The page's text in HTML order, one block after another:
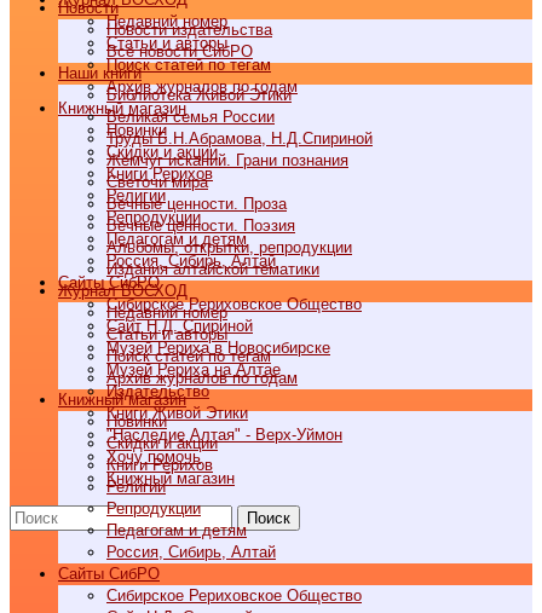
Недавний номер
Статьи и авторы
Поиск статей по тегам
Архив журналов по годам
Книжный магазин
Новинки
Скидки и акции
Книги Рерихов
Религии
Репродукции
Педагогам и детям
Россия, Сибирь, Алтай
Cайты СибРО
Сибирское Рериховское Общество
Сайт Н.Д. Спириной
Музей Рериха в Новосибирске
Музей Рериха на Алтае
Издательство
Книги Живой Этики
"Наследие Алтая" - Верх-Уймон
Хочу помочь
Книжный магазин
Поиск
Новости
Новости издательства
Все новости СибРО
Наши книги
Библиотека Живой Этики
Великая семья России
Труды Б.Н.Абрамова, Н.Д.Спириной
Жемчуг исканий. Грани познания
Светочи мира
Вечные ценности. Проза
Вечные ценности. Поэзия
Альбомы, открытки, репродукции
Издания алтайской тематики
Журнал ВОСХОД
Недавний номер
Статьи и авторы
Поиск статей по тегам
Архив журналов по годам
Книжный магазин
Новинки
Скидки и акции
Книги Рерихов
Религии
Репродукции
Педагогам и детям
Россия, Сибирь, Алтай
Cайты СибРО
Сибирское Рериховское Общество